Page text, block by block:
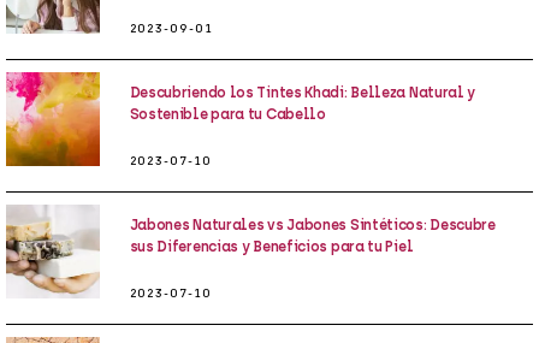
2023-09-01
Descubriendo los Tintes Khadi: Belleza Natural y
Sostenible para tu Cabello
2023-07-10
Jabones Naturales vs Jabones Sintéticos: Descubre
sus Diferencias y Beneficios para tu Piel
2023-07-10